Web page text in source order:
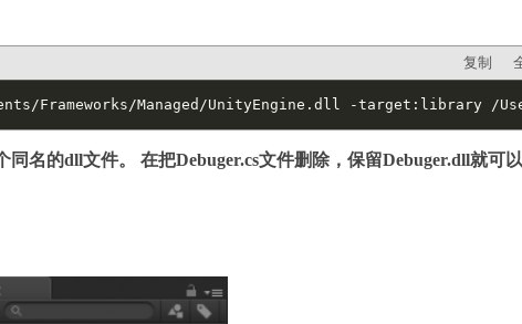
复制
Frameworks/Managed/UnityEngine.dll -target:library /
名的dll文件。 在把Debuger.cs文件删除，保留Debuger.dll就可